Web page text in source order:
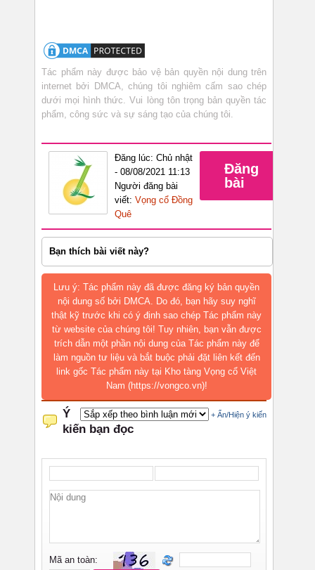
Tác phẩm này được bảo vệ bản quyền nội dung trên
internet bởi DMCA, chúng tôi nghiêm cấm sao chép
dưới mọi hình thức. Vui lòng tôn trọng bản quyền tác
phẩm, công sức và sự sáng tạo của chúng tôi.
Đăng lúc: Chủ nhật
- 08/08/2021 11:13
Người đăng bài
viết: Vọng cổ Đồng
Quê
Đăng
bài
Bạn thích bài viết này?
Lưu ý: Tác phẩm này đã được đăng ký bản quyền
nội dung số bởi DMCA. Do đó, bạn hãy suy nghĩ
thật kỹ trước khi có ý định sao chép Tác phẩm này
từ website của chúng tôi! Tuy nhiên, bạn vẫn được
trích dẫn một phần nội dung của Tác phẩm này để
làm nguồn tư liệu và bắt buộc phải đặt liên kết đến
link gốc Tác phẩm này tại Kho tàng Vọng cổ Việt
Nam (https://vongco.vn)!